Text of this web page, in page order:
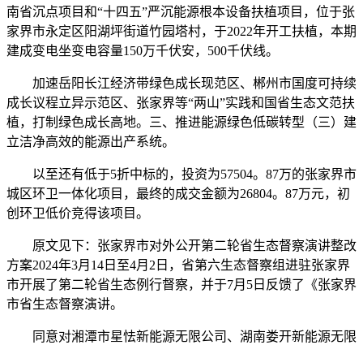
南省沉点项目和“十四五”严沉能源根本设备扶植项目，位于张
家界市永定区阳湖坪街道竹园塔村，于2022年开工扶植，本期
建成变电坐变电容量150万千伏安，500千伏线。
加速岳阳长江经济带绿色成长现范区、郴州市国度可持续
成长议程立异示范区、张家界等“两山”实践和国省生态文范扶
植，打制绿色成长高地。三、推进能源绿色低碳转型（三）建
立洁净高效的能源出产系统。
以至还有低于5折中标的，投资为57504。87万的张家界市
城区环卫一体化项目，最终的成交金额为26804。87万元，初
创环卫低价竞得该项目。
原文见下：张家界市对外公开第二轮省生态督察演讲整改
方案2024年3月14日至4月2日，省第六生态督察组进驻张家界
市开展了第二轮省生态例行督察，并于7月5日反馈了《张家界
市省生态督察演讲。
同意对湘潭市星怯新能源无限公司、湖南娄开新能源无限